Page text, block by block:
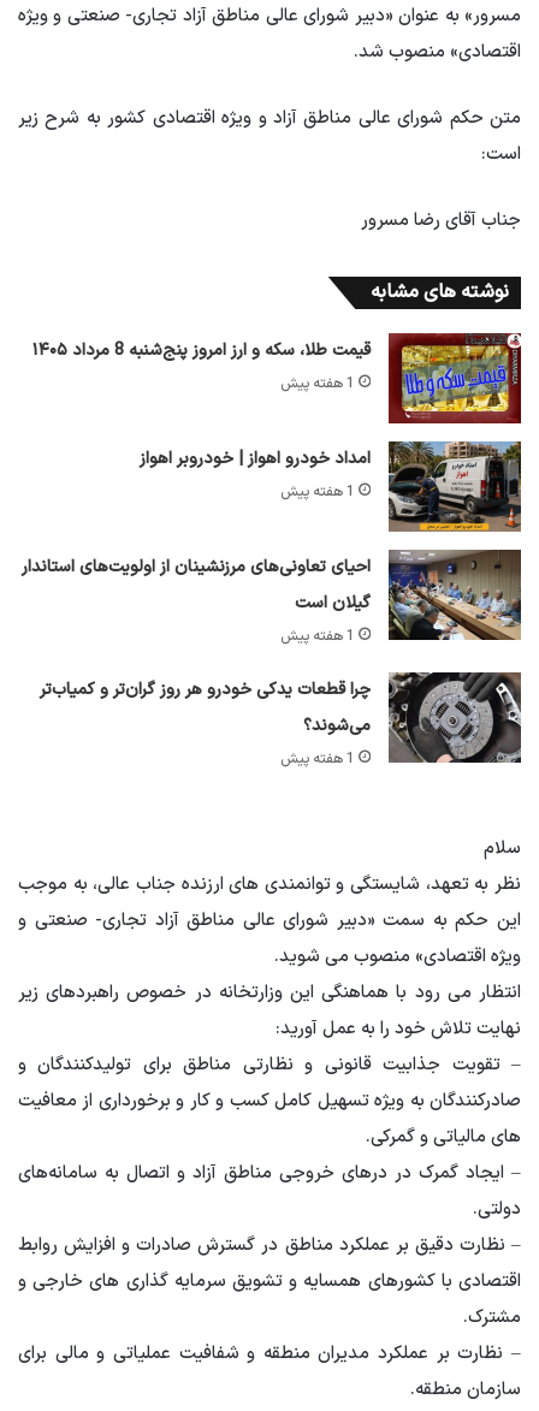
مسرور» به عنوان «دبیر شورای عالی مناطق آزاد تجاری- صنعتی و ویژه
اقتصادی» منصوب شد.
متن حکم شورای عالی مناطق آزاد و ویژه اقتصادی کشور به شرح زیر
است:
جناب آقای رضا مسرور
نوشته های مشابه
قیمت طلا، سکه و ارز امروز پنج‌شنبه 8 مرداد ۱۴۰۵
1 هفته پیش
امداد خودرو اهواز | خودروبر اهواز
1 هفته پیش
احیای تعاونی‌های مرزنشینان از اولویت‌های استاندار
گیلان است
1 هفته پیش
چرا قطعات یدکی خودرو هر روز گران‌تر و کمیاب‌تر
می‌شوند؟
1 هفته پیش
سلام
نظر به تعهد، شایستگی و توانمندی های ارزنده جناب عالی، به موجب
این حکم به سمت «دبیر شورای عالی مناطق آزاد تجاری- صنعتی و
ویژه اقتصادی» منصوب می شوید.
انتظار می رود با هماهنگی این وزارتخانه در خصوص راهبردهای زیر
نهایت تلاش خود را به عمل آورید:
– تقویت جذابیت قانونی و نظارتی مناطق برای تولیدکنندگان و
صادرکنندگان به ویژه تسهیل کامل کسب و کار و برخورداری از معافیت
های مالیاتی و گمرکی.
– ایجاد گمرک در درهای خروجی مناطق آزاد و اتصال به سامانه‌های
دولتی.
– نظارت دقیق بر عملکرد مناطق در گسترش صادرات و افزایش روابط
اقتصادی با کشورهای همسایه و تشویق سرمایه گذاری های خارجی و
مشترک.
– نظارت بر عملکرد مدیران منطقه و شفافیت عملیاتی و مالی برای
سازمان منطقه.